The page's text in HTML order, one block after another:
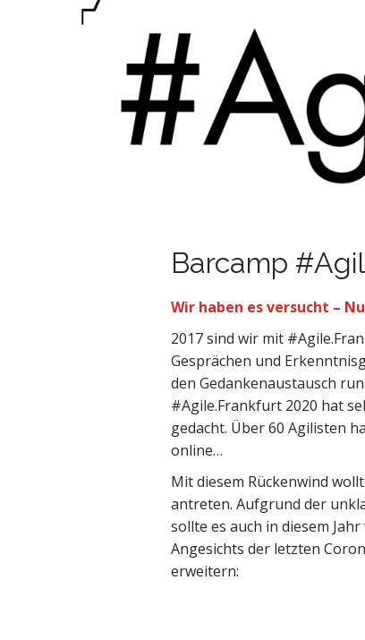
Barcamp
Wir haben es versucht –
2017 sind wir mit
Gesprächen und
den Gedankenaustausch
#Agile.Frankfurt 2020 hat
gedacht. Über 60 Agilisten
online…
Mit diesem Rückenwind
antreten. Aufgrund der
sollte es auch in diesem
Angesichts der letzten
erweitern: